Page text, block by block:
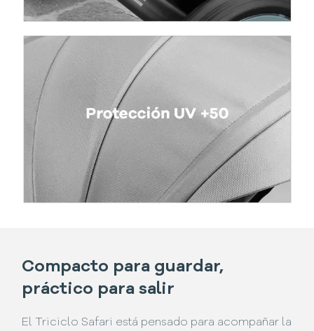
Compacto para guardar,
práctico para salir
El Triciclo Safari está pensado para acompañar la